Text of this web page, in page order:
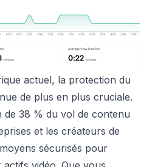
actuel, la protection du
de plus en plus cruciale.
de 38 % du vol de contenu
et les créateurs de
sécurisés pour